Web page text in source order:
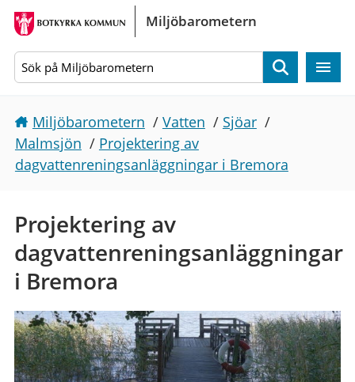
Gå direkt till sidans innehåll
Miljöbarometern
Sök
Miljöbarometern / Vatten / Sjöar /
Malmsjön / Projektering av
dagvattenreningsanläggningar i Bremora
Projektering av
dagvattenreningsanläggningar
i Bremora